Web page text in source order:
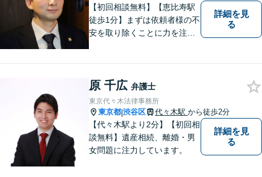
ます。
【初回相談無料】【恵比寿駅
徒歩1分】まずは依頼者様の不
安を取り除くことに力を注い
事件・労働トラブル・離婚問
題などお悩みのことはぜひご
相談ください。
詳細を見
る
原 千広 弁護士
東京代々木法律事務所
東京都|渋谷区 代々木駅 から徒歩2分
【代々木駅より2分】【初回相
談無料】遺産相続、離婚・男
女問題に注力しています。
詳細を見
る